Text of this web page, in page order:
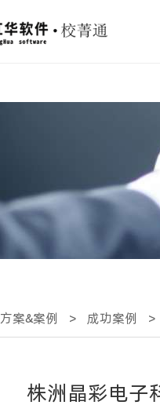
方案&案例 > 成功案例 >
株洲晶彩电子